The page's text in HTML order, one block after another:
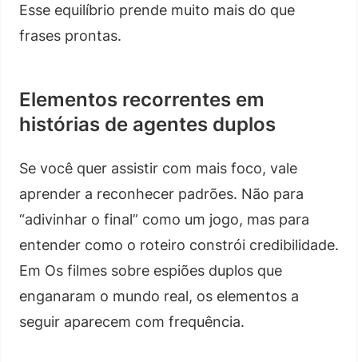
Esse equilíbrio prende muito mais do que
frases prontas.
Elementos recorrentes em
histórias de agentes duplos
Se você quer assistir com mais foco, vale
aprender a reconhecer padrões. Não para
“adivinhar o final” como um jogo, mas para
entender como o roteiro constrói credibilidade.
Em Os filmes sobre espiões duplos que
enganaram o mundo real, os elementos a
seguir aparecem com frequência.